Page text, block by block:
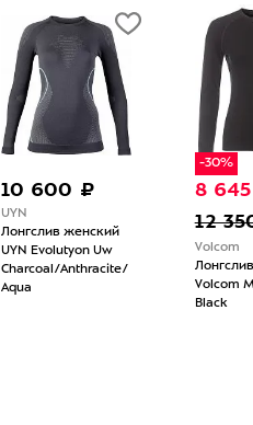
10 600 ₽
UYN
Лонгслив женский
UYN Evolutyon Uw
Charcoal/Anthracite/
Aqua
-30%
8
12
Volcom
Volcom
Black